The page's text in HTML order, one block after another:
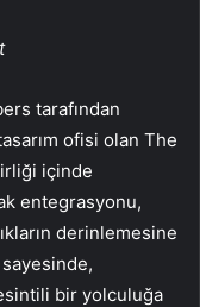
tarafından
ofisi olan The
içinde
entegrasyonu,
derinlemesine
bir yolculuğa